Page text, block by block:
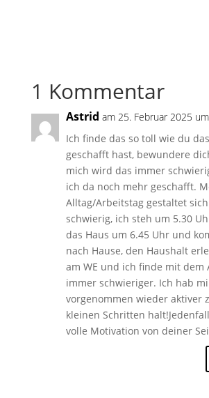
1 Kommentar
Astrid am 25. Februar 2025
Ich finde das so toll wie du
geschafft hast, bewundere
mich wird das immer
ich da noch mehr geschafft.
Alltag/Arbeitstag gestaltet
schwierig, ich steh um 5.30
das Haus um 6.45 Uhr und
nach Hause, den Haushalt
am WE und ich finde mit dem
immer schwieriger. Ich hab
vorgenommen wieder aktiver
kleinen Schritten
volle Motivation von deiner